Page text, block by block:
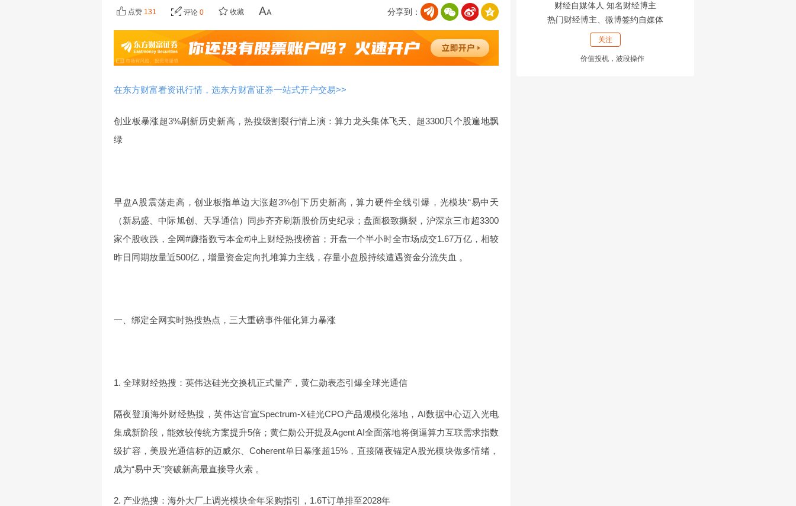
分享到：
点赞 131 评论 0 收藏
在东方财富看资讯行情，选东方财富证券一站式开户交易>>
创业板暴涨超3%刷新历史新高，热搜级割裂行情上演：算力龙头集体飞天、超3300只个股遍地飘
绿
早盘A股震荡走高，创业板指单边大涨超3%创下历史新高，算力硬件全线引爆，光模块“易中天
（新易盛、中际旭创、天孚通信）同步齐齐刷新股价历史纪录；盘面极致撕裂，沪深京三市超3300
家个股收跌，全网#赚指数亏本金#冲上财经热搜榜首；开盘一个半小时全市场成交1.67万亿，相较
昨日同期放量近500亿，增量资金定向扎堆算力主线，存量小盘股持续遭遇资金分流失血 。
一、绑定全网实时热搜热点，三大重磅事件催化算力暴涨
1. 全球财经热搜：英伟达硅光交换机正式量产，黄仁勋表态引爆全球光通信
隔夜登顶海外财经热搜，英伟达官宣Spectrum-X硅光CPO产品规模化落地，AI数据中心迈入光电
集成新阶段，能效较传统方案提升5倍；黄仁勋公开提及Agent AI全面落地将倒逼算力互联需求指数
级扩容，美股光通信标的迈威尔、Coherent单日暴涨超15%，直接隔夜锚定A股光模块做多情绪，
成为“易中天”突破新高最直接导火索 。
2. 产业热搜：海外大厂上调光模块全年采购指引，1.6T订单排至2028年
财经自媒体人 知名财经博主
热门财经博主、微博签约自媒体
关注
价值投机，波段操作